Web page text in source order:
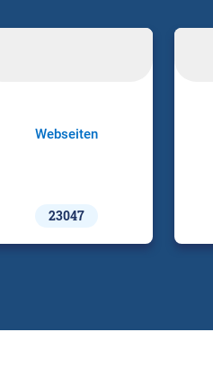
Webseiten
23047